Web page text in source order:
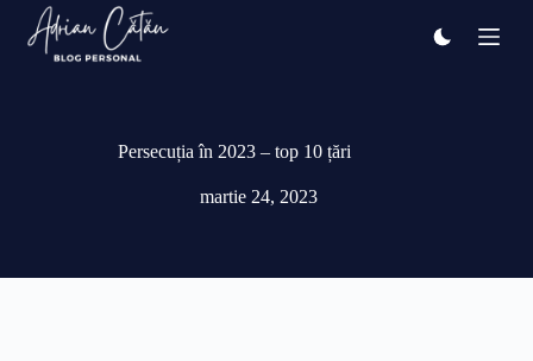
conținut
Persecuția în 2023 – top 10 țări
martie 24, 2023